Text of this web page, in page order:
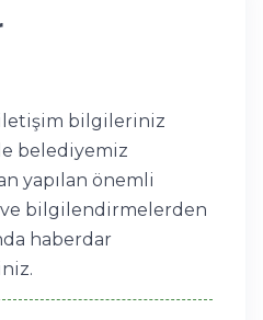
bilgileriniz
belediyemiz
yapılan önemli
bilgilendirmelerden
haberdar